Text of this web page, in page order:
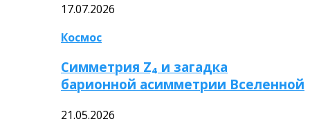
17.07.2026
Космос
Симметрия Z₄ и загадка
барионной асимметрии Вселенной
21.05.2026